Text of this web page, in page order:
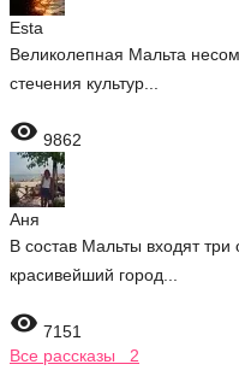
Esta
Великолепная Мальта
стечения культур...
 9862
Аня
В состав Мальты входят
красивейший город...
 7151
Все рассказы 2